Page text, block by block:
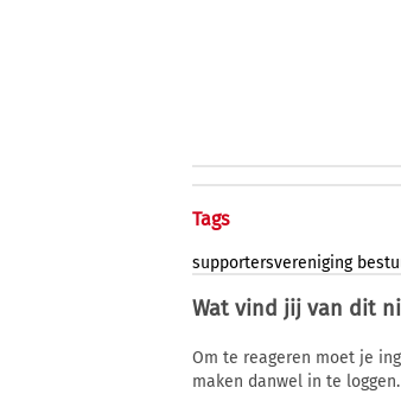
Tags
supportersvereniging
Wat vind jij van dit
Om te reageren moet je
maken danwel in te loggen.